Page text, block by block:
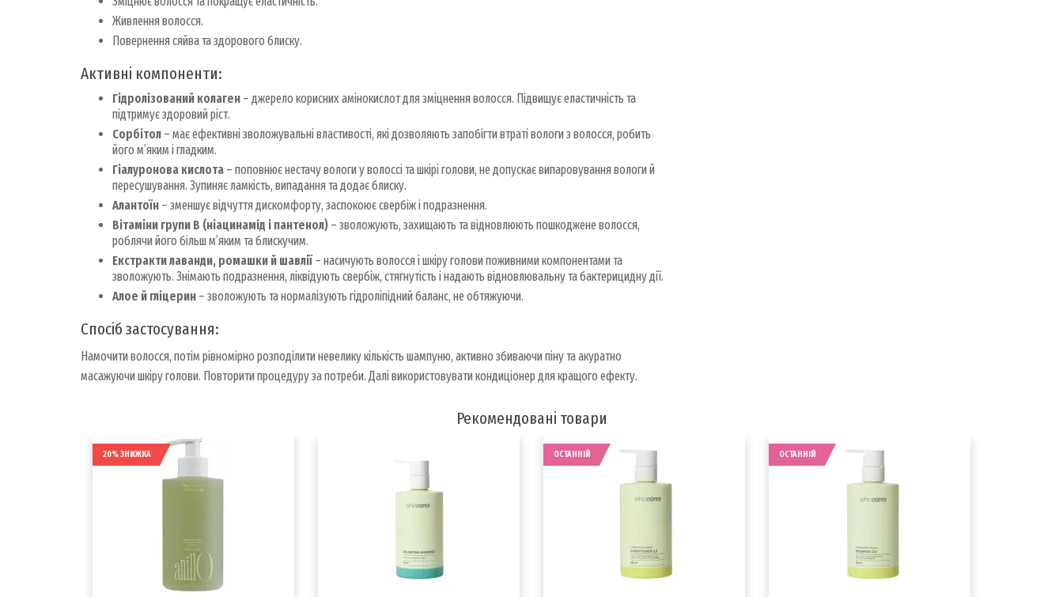
Живлення волосся.
Повернення сяйва та здорового блиску.
Активні компоненти:
Гідролізований колаген – джерело корисних амінокислот для зміцнення волосся. Підвищує еластичність та
підтримує здоровий ріст.
Сорбітол – має ефективні зволожувальні властивості, які дозволяють запобігти втраті вологи з волосся, робить
його м’яким і гладким.
Гіалуронова кислота – поповнює нестачу вологи у волоссі та шкірі голови, не допускає випаровування вологи й
пересушування. Зупиняє ламкість, випадання та додає блиску.
Алантоїн – зменшує відчуття дискомфорту, заспокоює свербіж і подразнення.
Вітаміни групи B (ніацинамід і пантенол) – зволожують, захищають та відновлюють пошкоджене волосся,
роблячи його більш м’яким та блискучим.
Екстракти лаванди, ромашки й шавлії – насичують волосся і шкіру голови поживними компонентами та
зволожують. Знімають подразнення, ліквідують свербіж, стягнутість і надають відновлювальну та бактерицидну дії.
Алое й гліцерин – зволожують та нормалізують гідроліпідний баланс, не обтяжуючи.
Спосіб застосування:
Намочити волосся, потім рівномірно розподілити невелику кількість шампуню, активно збиваючи піну та акуратно
масажуючи шкіру голови. Повторити процедуру за потреби. Далі використовувати кондиціонер для кращого ефекту.
Рекомендовані товари
20% ЗНИЖКА ОСТАННІЙ ОСТАННІЙ